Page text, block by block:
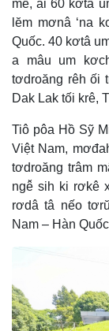
mê, ai 60 kơtâ
lĕm mơnâ ‘na
Quốc. 40 kơtâ
a mâu um
tơdroăng rêh ối
Dak Lak tối krê,
Tiô pôa Hồ Sỹ
Việt Nam,
tơdroăng trâm
ngê̆ sih ki rơkê
rơdâ tâ nếo
Nam – Hàn